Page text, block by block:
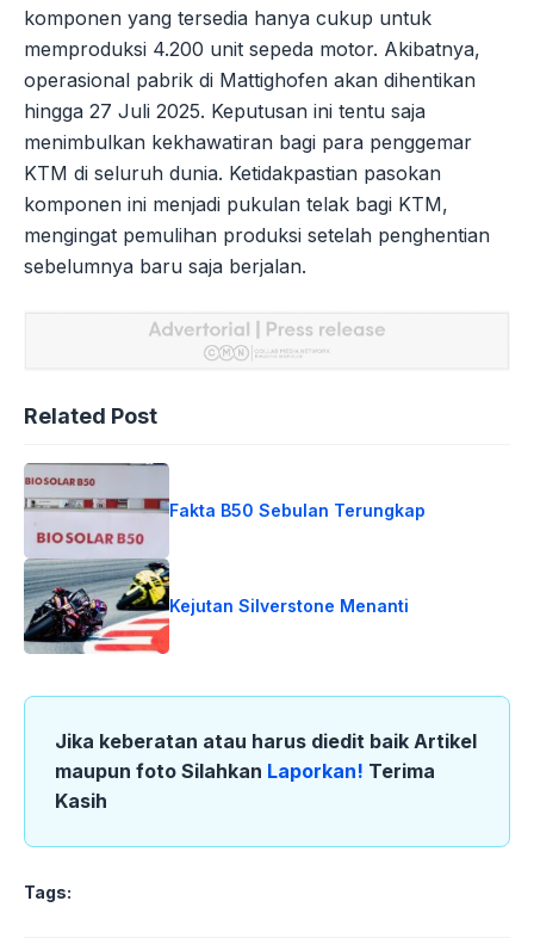
komponen yang tersedia hanya cukup untuk
memproduksi 4.200 unit sepeda motor. Akibatnya,
operasional pabrik di Mattighofen akan dihentikan
hingga 27 Juli 2025. Keputusan ini tentu saja
menimbulkan kekhawatiran bagi para penggemar
KTM di seluruh dunia. Ketidakpastian pasokan
komponen ini menjadi pukulan telak bagi KTM,
mengingat pemulihan produksi setelah penghentian
sebelumnya baru saja berjalan.
Related Post
Fakta B50 Sebulan Terungkap
Kejutan Silverstone Menanti
Jika keberatan atau harus diedit baik Artikel
maupun foto Silahkan Laporkan! Terima
Kasih
Tags: